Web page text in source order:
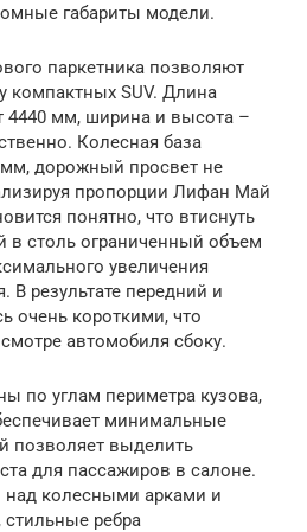
габариты модели.
паркетника позволяют
компактных SUV. Длина
4440 мм, ширина и высота –
Колесная база
мм, дорожный просвет не
пропорции Лифан Май
понятно, что втиснуть
в столь ограниченный объем
увеличения
В результате передний и
очень короткими, что
автомобиля сбоку.
по углам периметра кузова,
минимальные
позволяет выделить
для пассажиров в салоне.
колесными арками и
ребра